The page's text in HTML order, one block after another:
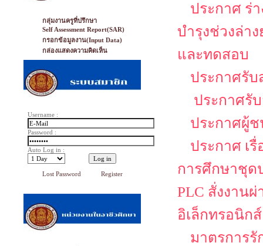
กลุ่มงานครูที่ปรึกษา
Self Assessment Report(SAR)
กรอกข้อมูลงาน(Input Data)
กล่องแสดงความคิดเห็น
Username :
Password :
Auto Log in :
Lost Password Register
ประกาศ ร่
บำรุงช่วงล่า
และทดสอบ
ประกาศรั
ประกาศรั
ประกาศผู้ช
ประกาศ เ
การศึกษาชุด
PLC สั่งงาน
อิเล็กทรอนิก
มาตรการ